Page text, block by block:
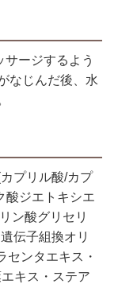
ージするよう
なじんだ後、水
プリル酸/カプ
酸ジエトキシエ
ン酸グリセリ
伝子組換オリ
センタエキス・
キス・ステア